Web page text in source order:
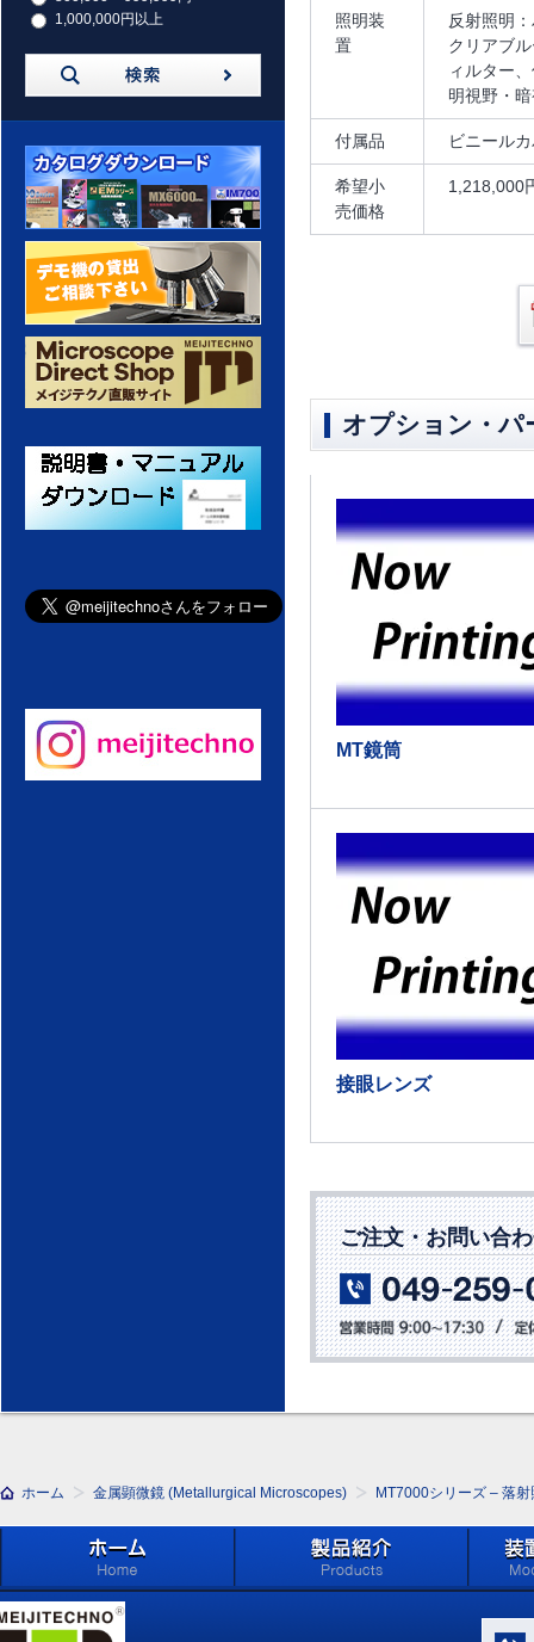
1,000,000円以上
カタログダウンロード
デモ機の貸出 ご相談ください
照明装
置
反射照明
クリアブ
ィルター
明視野・
付属品 ビニール
希望小
売価格
1,218,000
オプション・パ
MT鏡筒
接眼レンズ
ご注文・お問い合
ホーム 金属顕微鏡 (Metallurgical Microscopes) MT7000シリーズ – 落射
ホーム
学系」